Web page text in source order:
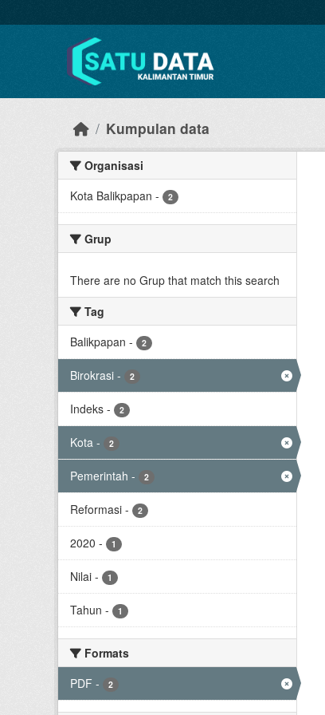
Kumpulan data
Organisasi
Kota Balikpapan - 2
Grup
There are no Grup that match this search
Tag
Balikpapan - 2
Birokrasi - 2
Indeks - 2
Kota - 2
Pemerintah - 2
Reformasi - 2
2020 - 1
Nilai - 1
Tahun - 1
Formats
PDF - 2